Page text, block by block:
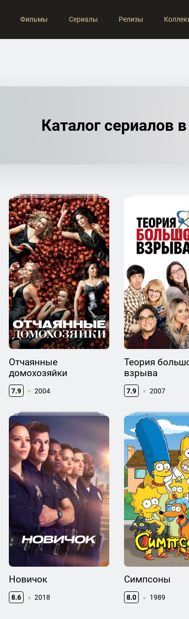
Фильмы Сериалы Релизы
Каталог сериалов
Отчаянные
домохозяйки
7.9 2004
Теория
взрыва
7.9 2007
Новичок
8.6 2018
Симпсоны
8.0 1989